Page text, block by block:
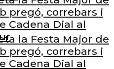
pregó, correbars i
Cadena Dial al
la Festa Major de
pregó, correbars i
Cadena Dial al